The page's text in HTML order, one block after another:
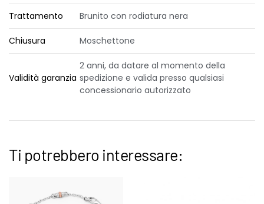
Trattamento Brunito con rodiatura nera
Chiusura Moschettone
Validità garanzia
2 anni, da datare al momento della
spedizione e valida presso qualsiasi
concessionario autorizzato
Ti potrebbero interessare: